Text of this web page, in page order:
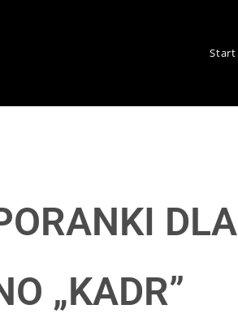
Start
DLA
„KADR”